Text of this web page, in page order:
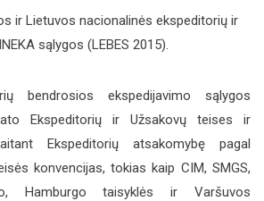
ir Lietuvos nacionalinės ekspeditorių ir
sąlygos (LEBES 2015).
bendrosios ekspedijavimo sąlygos
Ekspeditorių ir Užsakovų teises ir
Ekspeditorių atsakomybę pagal
konvencijas, tokias kaip CIM, SMGS,
Hamburgo taisyklės ir Varšuvos